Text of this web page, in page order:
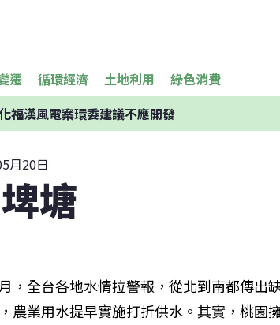
遷 循環經濟 土地利用 綠色消費
福漢風電案環委建議不應開發
月20日
塘
，全台各地水情拉警報，從北到南都傳出
農業用水提早實施打折供水。其實，桃園